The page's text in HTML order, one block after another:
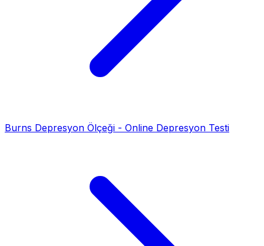
Burns Depresyon Ölçeği - Online Depresyon Testi